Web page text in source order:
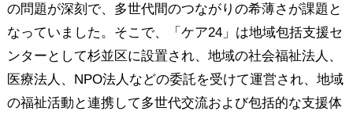
の問題が深刻で、多世代間のつながりの希薄さが課題と
なっていました。そこで、「ケア24」は地域包括支援セ
ンターとして杉並区に設置され、地域の社会福祉法人、
医療法人、NPO法人などの委託を受けて運営され、地域
の福祉活動と連携して多世代交流および包括的な支援体